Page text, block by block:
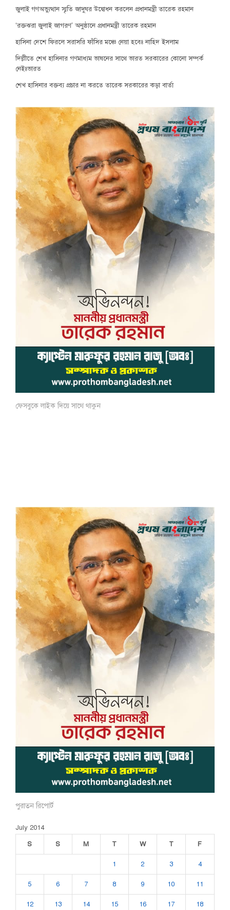
জুলাই গণঅভ্যুত্থান স্মৃতি জাদুঘর উদ্বোধন করলেন প্রধানমন্ত্রী তারেক রহমান
‘রক্তঝরা জুলাই জাগরণ’ অনুষ্ঠানে প্রধানমন্ত্রী তারেক রহমান
হাসিনা দেশে ফিরলে সরাসরি ফাঁসির মঞ্চে নেয়া হবেঃ নাহিদ ইসলাম
দিল্লীতে শেখ হাসিনার গণমাধ্যম ভাষনের সাথে ভারত সরকারের কোনো সম্পর্ক
নেইঃভারত
শেখ হাসিনার বক্তব্য প্রচার না করতে তারেক সরকারের কড়া বার্তা
ফেসবুকে লাইক দিয়ে সাথে থাকুন
পুরাতন রিপোর্ট
July 2014
S
S M T W T F
1 2 3 4
5 6 7 8 9 10 11
12 13 14 15 16 17 18